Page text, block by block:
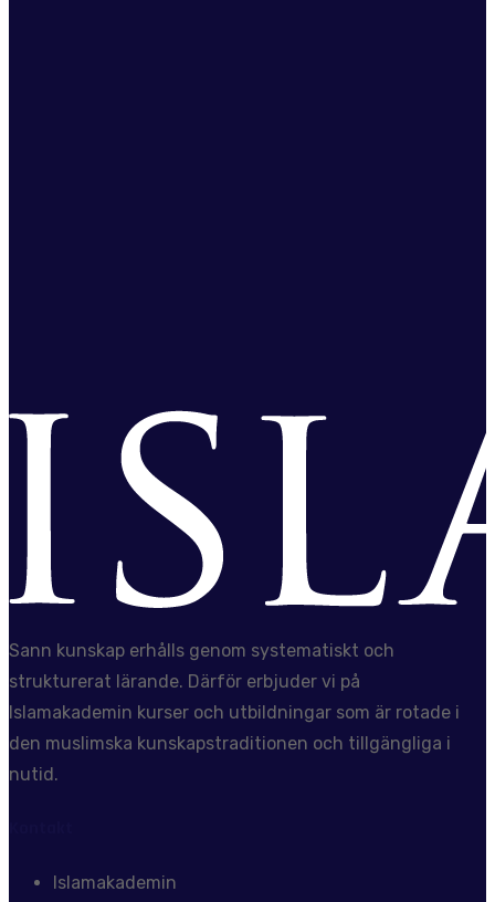
Sann kunskap erhålls genom systematiskt och
strukturerat lärande. Därför erbjuder vi på
Islamakademin kurser och utbildningar som är rotade i
den muslimska kunskapstraditionen och tillgängliga i
nutid.
Islamakademin